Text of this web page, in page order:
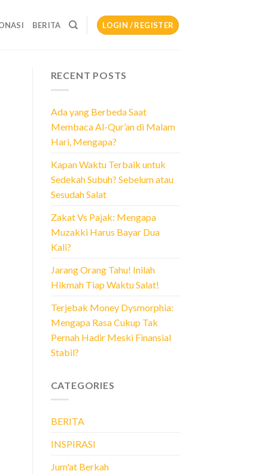
BERITA LOGIN / REGISTER
RECENT POSTS
Ada yang Berbeda Saat
Membaca Al-Qur’an di Malam
Hari, Mengapa?
Kapan Waktu Terbaik untuk
Sedekah Subuh? Sebelum atau
Sesudah Salat
Zakat Vs Pajak: Mengapa
Muzakki Harus Bayar Dua
Kali?
Jarang Orang Tahu! Inilah
Hikmah Tiap Waktu Salat!
Terjebak Money Dysmorphia:
Mengapa Rasa Cukup Tak
Pernah Hadir Meski Finansial
Stabil?
CATEGORIES
BERITA
INSPIRASI
Jum'at Berkah